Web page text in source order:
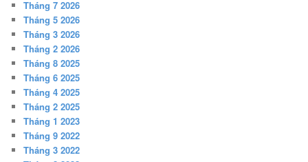
Tháng 7 2026
Tháng 5 2026
Tháng 3 2026
Tháng 2 2026
Tháng 8 2025
Tháng 6 2025
Tháng 4 2025
Tháng 2 2025
Tháng 1 2023
Tháng 9 2022
Tháng 3 2022